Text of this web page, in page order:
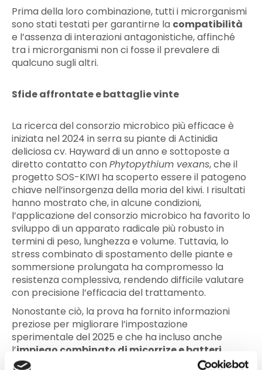
Prima della loro combinazione, tutti i microrganismi
sono stati testati per garantirne la compatibilità
e l’assenza di interazioni antagonistiche, affinché
tra i microrganismi non ci fosse il prevalere di
qualcuno sugli altri.
Sfide affrontate e battaglie vinte
La ricerca del consorzio microbico più efficace è
iniziata nel 2024 in serra su piante di Actinidia
deliciosa cv. Hayward di un anno e sottoposte a
diretto contatto conPhytopythium vexans, che il
progetto SOS-KIWI ha scoperto essere il patogeno
chiave nell’insorgenza della moria del kiwi. I risultati
hanno mostrato che, in alcune condizioni,
l’applicazione del consorzio microbico ha favorito lo
sviluppo di un apparato radicale più robusto in
termini di peso, lunghezza e volume. Tuttavia, lo
stress combinato di spostamento delle piante e
sommersione prolungata ha compromesso la
resistenza complessiva, rendendo difficile valutare
con precisione l’efficacia del trattamento.
Nonostante ciò, la prova ha fornito informazioni
preziose per migliorare l’impostazione
sperimentale del 2025 e che ha incluso anche
l’impiego combinato di micorrize e batteri
promotori della crescita delle piante (PGPR)in